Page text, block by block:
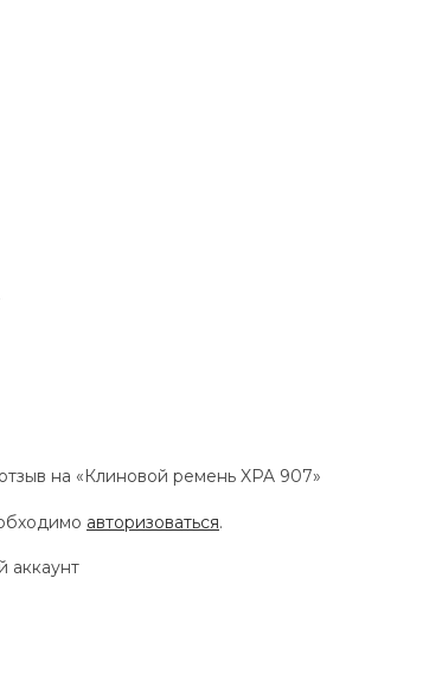
на «Клиновой ремень XPA 907»
авторизоваться.
аккаунт